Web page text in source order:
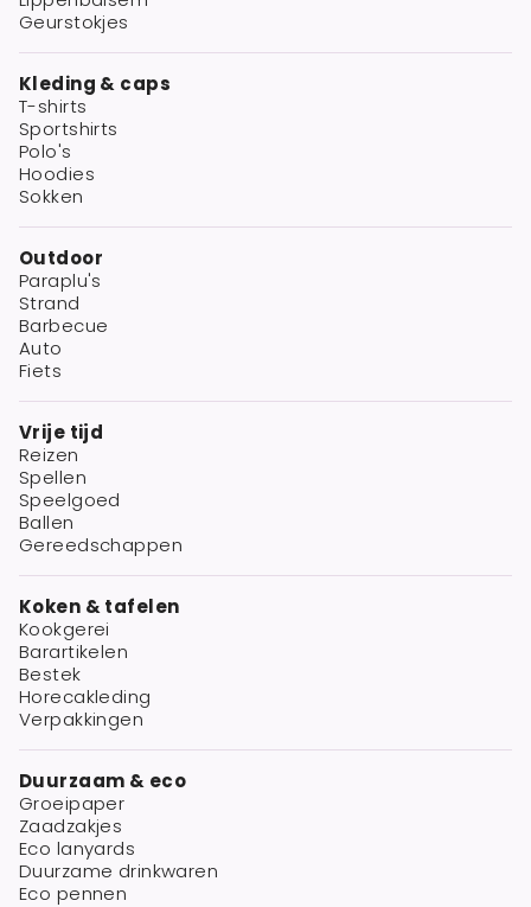
Geurstokjes
Kleding & caps
T-shirts
Sportshirts
Polo's
Hoodies
Sokken
Outdoor
Paraplu's
Strand
Barbecue
Auto
Fiets
Vrije tijd
Reizen
Spellen
Speelgoed
Ballen
Gereedschappen
Koken & tafelen
Kookgerei
Barartikelen
Bestek
Horecakleding
Verpakkingen
Duurzaam & eco
Groeipaper
Zaadzakjes
Eco lanyards
Duurzame drinkwaren
Eco pennen